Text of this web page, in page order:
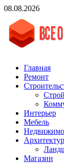
Skip
content
08.08.2026
vgasa.ru
Строительный
Главная
Ремонт
Интерьер
Мебель
Магазин